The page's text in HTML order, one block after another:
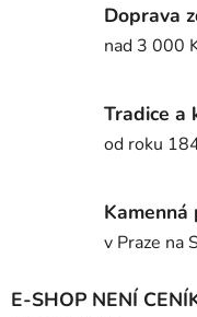
Doprava
nad 3 000
Tradice a
od roku
Kamenná
v Praze na
E-SHOP NENÍ